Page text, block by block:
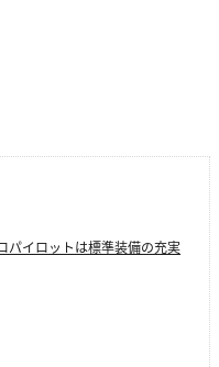
パイロットは標準装備の充実